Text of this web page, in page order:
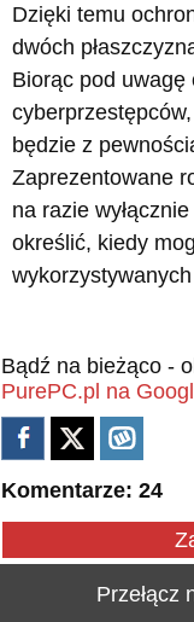
Dzięki temu
dwóch
Biorąc pod uwagę
będzie z
Zaprezentowane
na razie
określić, kiedy
Bądź na bieżąco -
PurePC.pl na
Komentarze: 24
Przełącz